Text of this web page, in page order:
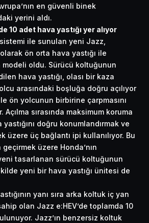
en güvenli binek
yerini aldı.
10 adet hava yastığı yer alıyor
ile sunulan yeni Jazz,
ön orta hava yastığı ile
modeli oldu. Sürücü koltuğunun
hava yastığı, olası bir kaza
arasındaki boşluğa doğru açılıyor
ön yolcunun birbirine çarpmasını
sırasında maksimum koruma
doğru konumlandırmak ve
üzere üç bağlantı ipi kullanılıyor. Bu
üzere Honda’nın
tasarlanan sürücü koltuğunun
yeni bir hava yastığı ünitesi de
yanı sıra arka koltuk iç yan
olan Jazz e:HEV’de toplamda 10
Jazz’ın benzersiz koltuk